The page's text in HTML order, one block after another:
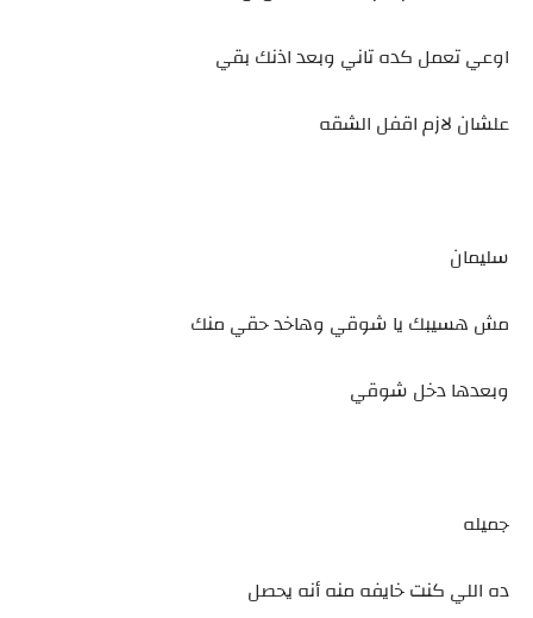
اوعي تعمل كده تاني وبعد اذنك بقي
علشان لازم اقفل الشقه
سليمان
مش هسيبك يا شوقي وهاخد حقي منك
وبعدها دخل شوقي
جميله
ده اللي كنت خايفه منه أنه يحصل